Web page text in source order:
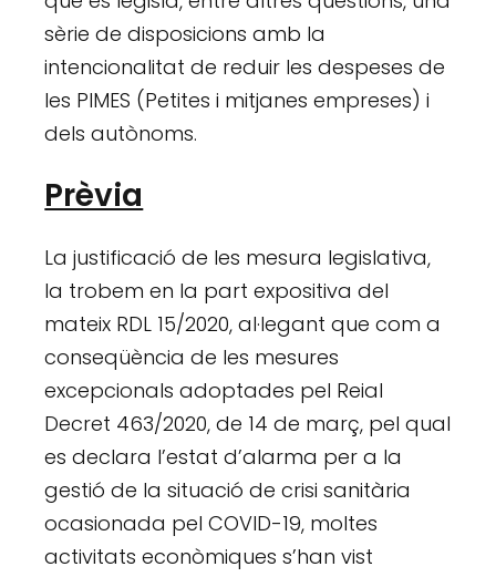
sèrie de disposicions amb la
intencionalitat de reduir les despeses de
les PIMES (Petites i mitjanes empreses) i
dels autònoms.
Prèvia
La justificació de les mesura legislativa,
la trobem en la part expositiva del
mateix RDL 15/2020, al·legant que com a
conseqüència de les mesures
excepcionals adoptades pel Reial
Decret 463/2020, de 14 de març, pel qual
es declara l’estat d’alarma per a la
gestió de la situació de crisi sanitària
ocasionada pel COVID-19, moltes
activitats econòmiques s’han vist